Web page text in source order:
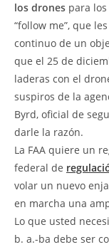
los drones para
“follow me”, que
continuo de un
que el 25 de
laderas con el
suspiros de la
Byrd, oficial de
darle la razón.
La FAA quiere un
federal de
volar un nuevo
en marcha una
Lo que usted
b. a.-ba debe ser